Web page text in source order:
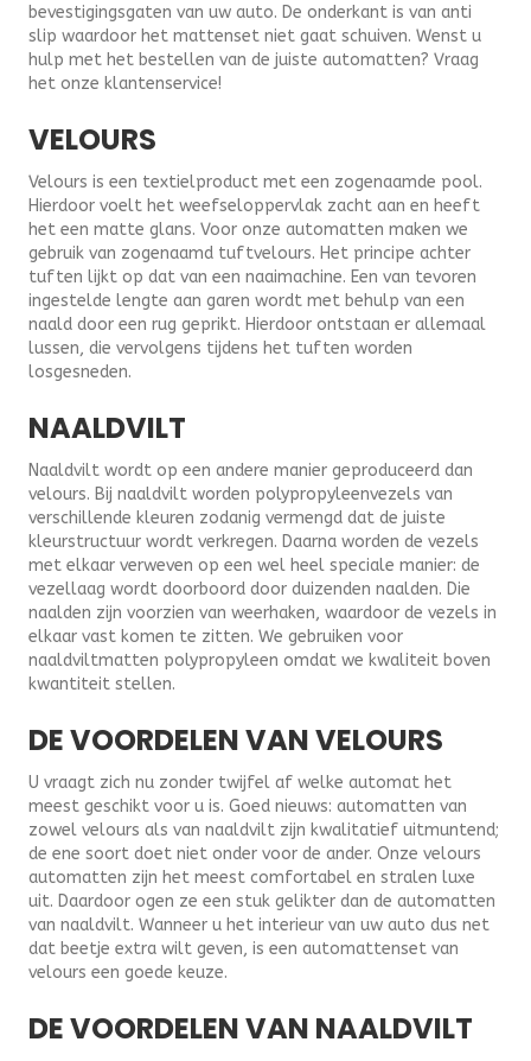
bevestigingsgaten van uw auto. De onderkant is van anti
slip waardoor het mattenset niet gaat schuiven. Wenst u
hulp met het bestellen van de juiste automatten? Vraag
het onze klantenservice!
VELOURS
Velours is een textielproduct met een zogenaamde pool.
Hierdoor voelt het weefseloppervlak zacht aan en heeft
het een matte glans. Voor onze automatten maken we
gebruik van zogenaamd tuftvelours. Het principe achter
tuften lijkt op dat van een naaimachine. Een van tevoren
ingestelde lengte aan garen wordt met behulp van een
naald door een rug geprikt. Hierdoor ontstaan er allemaal
lussen, die vervolgens tijdens het tuften worden
losgesneden.
NAALDVILT
Naaldvilt wordt op een andere manier geproduceerd dan
velours. Bij naaldvilt worden polypropyleenvezels van
verschillende kleuren zodanig vermengd dat de juiste
kleurstructuur wordt verkregen. Daarna worden de vezels
met elkaar verweven op een wel heel speciale manier: de
vezellaag wordt doorboord door duizenden naalden. Die
naalden zijn voorzien van weerhaken, waardoor de vezels in
elkaar vast komen te zitten. We gebruiken voor
naaldviltmatten polypropyleen omdat we kwaliteit boven
kwantiteit stellen.
DE VOORDELEN VAN VELOURS
U vraagt zich nu zonder twijfel af welke automat het
meest geschikt voor u is. Goed nieuws: automatten van
zowel velours als van naaldvilt zijn kwalitatief uitmuntend;
de ene soort doet niet onder voor de ander. Onze velours
automatten zijn het meest comfortabel en stralen luxe
uit. Daardoor ogen ze een stuk gelikter dan de automatten
van naaldvilt. Wanneer u het interieur van uw auto dus net
dat beetje extra wilt geven, is een automattenset van
velours een goede keuze.
DE VOORDELEN VAN NAALDVILT